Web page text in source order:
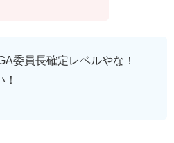
委員長確定レベルやな！